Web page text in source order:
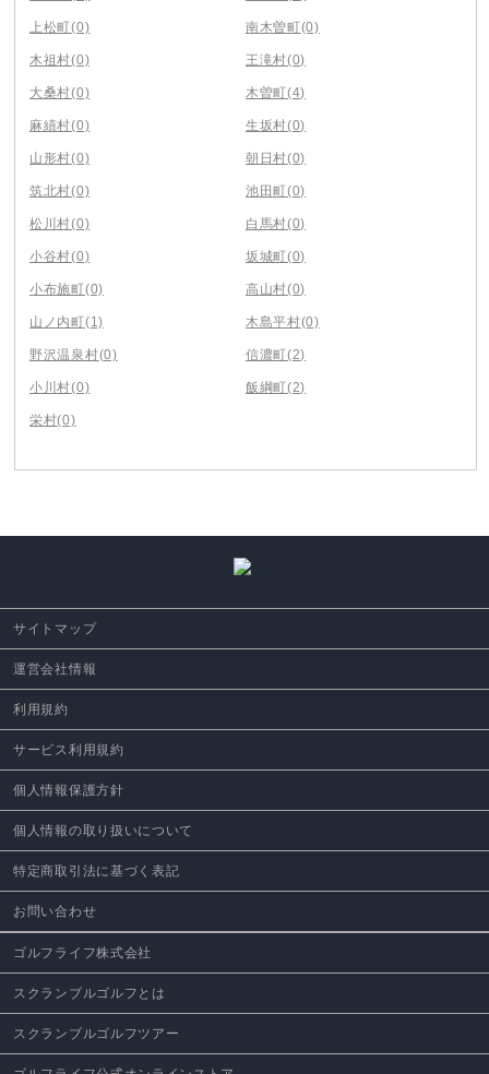
上松町(0) 南木曽町(0)
木祖村(0) 王滝村(0)
大桑村(0) 木曽町(4)
麻績村(0) 生坂村(0)
山形村(0) 朝日村(0)
筑北村(0) 池田町(0)
松川村(0) 白馬村(0)
小谷村(0) 坂城町(0)
小布施町(0) 高山村(0)
山ノ内町(1) 木島平村(0)
野沢温泉村(0) 信濃町(2)
小川村(0) 飯綱町(2)
栄村(0)
サイトマップ
運営会社情報
利用規約
サービス利用規約
個人情報保護方針
個人情報の取り扱いについて
特定商取引法に基づく表記
お問い合わせ
ゴルフライフ株式会社
スクランブルゴルフとは
スクランブルゴルフツアー